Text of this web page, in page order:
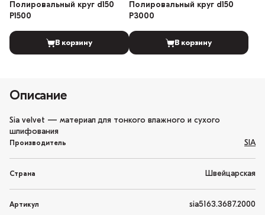
Полировальный круг d150
P1500
В корзину
Полировальный круг d150
P3000
В корзину
Описание
Sia velvet — материал для тонкого влажного и сухого
шлифования
Производитель SIA
Страна Швейцарская
Артикул sia5163.3687.2000